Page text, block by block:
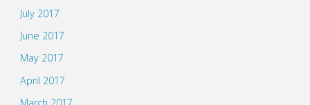
July 2017
June 2017
May 2017
April 2017